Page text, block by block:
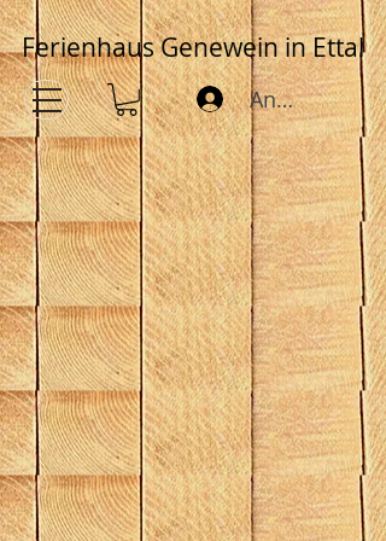
Ferienhaus Genewein in Ettal
Anmelden